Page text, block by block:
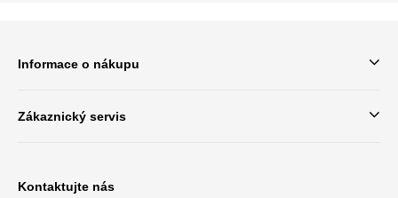
Informace o nákupu
Zákaznický servis
Kontaktujte nás